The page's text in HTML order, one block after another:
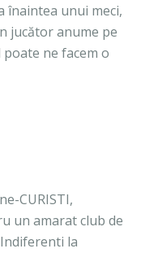
înaintea unui meci,
jucător anume pe
ne facem o
CURISTI,
un amarat club de
la